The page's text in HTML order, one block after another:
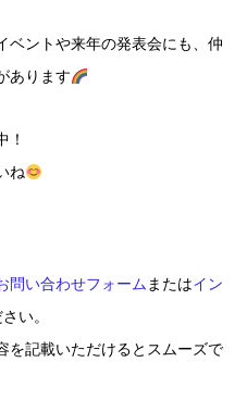
ベントや来年の発表会にも、仲
あります
！
ね
問い合わせフォームまたはイン
い。
を記載いただけるとスムーズで